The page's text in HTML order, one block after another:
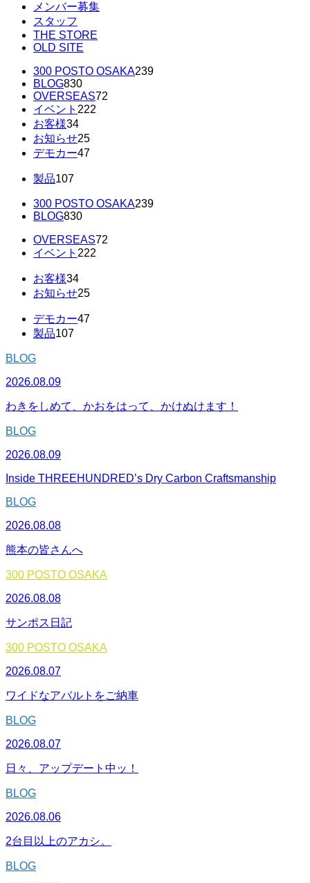
メンバー募集
スタッフ
THE STORE
OLD SITE
300 POSTO OSAKA239
BLOG830
OVERSEAS72
イベント 222
お客様34
お知らせ25
デモカー47
製品107
300 POSTO OSAKA239
BLOG830
OVERSEAS72
イベント 222
お客様34
お知らせ25
デモカー47
製品107
BLOG
2026.08.09
わきをしめて、かおをはって、かけぬけます！
BLOG
2026.08.09
Inside THREEHUNDRED’s Dry Carbon Craftsmanship
BLOG
2026.08.08
熊本の皆さんへ
300 POSTO OSAKA
2026.08.08
サンポス日記
300 POSTO OSAKA
2026.08.07
ワイドなアバルトをご納車
BLOG
2026.08.07
日々、アップデート中ッ！
BLOG
2026.08.06
2台目以上のアカシ。
BLOG